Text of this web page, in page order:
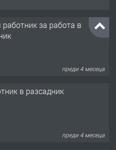
за работа в
преди 4 месеца
в разсадник
преди 4 месеца